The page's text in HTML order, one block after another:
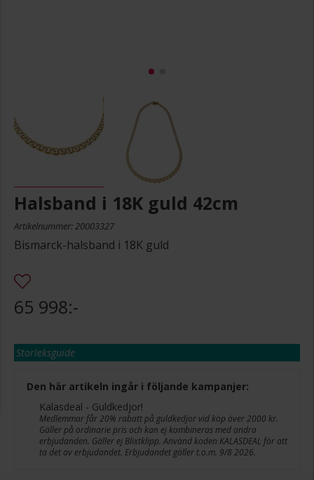
Halsband i 18K guld 42cm
Artikelnummer: 20003327
Bismarck-halsband i 18K guld
65 998:-
Storleksguide
Den här artikeln ingår i följande kampanjer:
Kalasdeal - Guldkedjor!
Medlemmar får 20% rabatt på guldkedjor vid köp över 2000 kr.
Gäller på ordinarie pris och kan ej kombineras med andra
erbjudanden. Gäller ej Blixtklipp. Använd koden KALASDEAL för att
ta det av erbjudandet. Erbjudandet gäller t.o.m. 9/8 2026.